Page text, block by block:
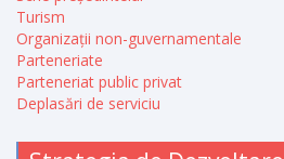
Turism
Organizații non-guvernamentale
Parteneriate
Parteneriat public privat
Deplasări de serviciu